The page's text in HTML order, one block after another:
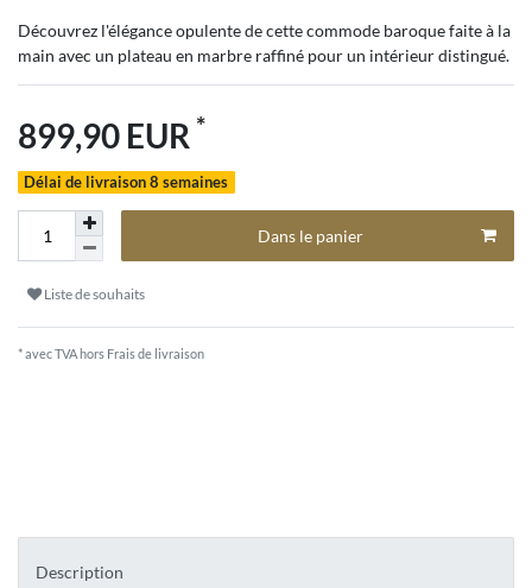
Découvrez l'élégance opulente de cette commode baroque faite à la
main avec un plateau en marbre raffiné pour un intérieur distingué.
899,90 EUR *
Délai de livraison 8 semaines
Dans le panier
Liste de souhaits
* avec TVA hors Frais de livraison
Description